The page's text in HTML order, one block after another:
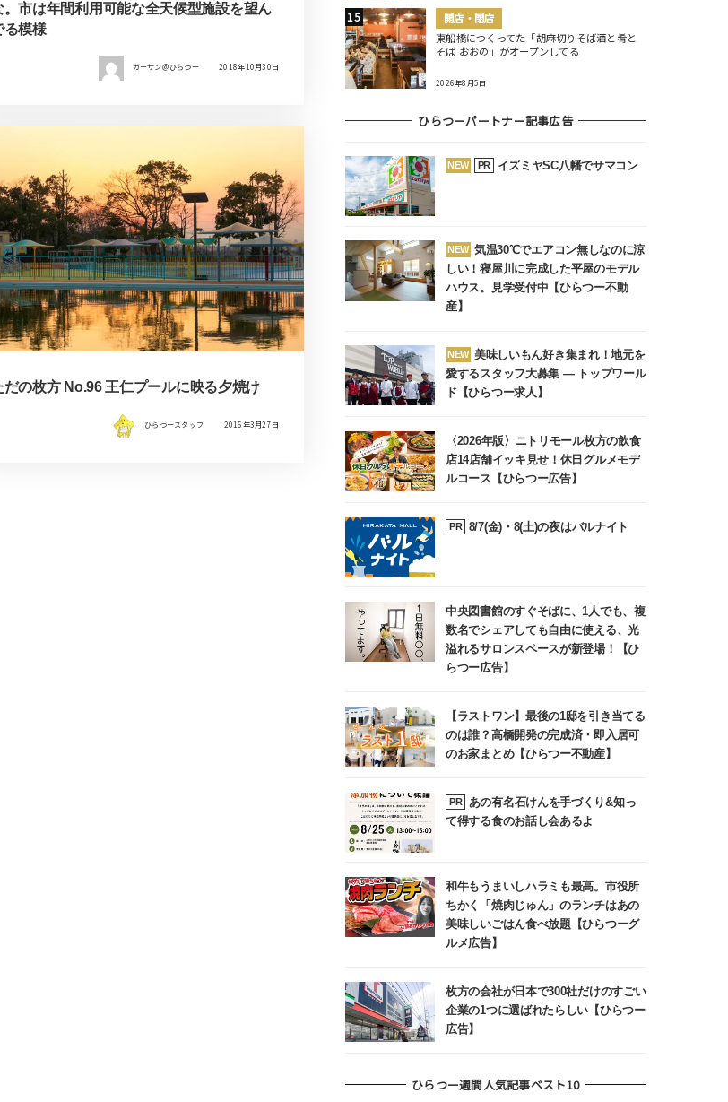
。市は年間利用可能な全天候型施設を望ん
る模様
ガーサン＠ひらつー 2018年10月30日
だの枚方 No.96 王仁プールに映る夕焼け
ひらつースタッフ 2016年3月27日
開店・閉店
東船橋につくってた「胡麻切りそば酒と肴と
そば おおの」がオープンしてる
2026年8月5日
ひらつーパートナー記事広告
NEW PR イズミヤSC八幡でサマコン
NEW 気温30℃でエアコン無しなのに涼
しい！寝屋川に完成した平屋のモデル
ハウス。見学受付中【ひらつー不動
産】
NEW 美味しいもん好き集まれ！地元を
愛するスタッフ大募集 ― トップワール
ド【ひらつー求人】
〈2026年版〉ニトリモール枚方の飲食
店14店舗イッキ見せ！休日グルメモデ
ルコース【ひらつー広告】
PR 8/7(金)・8(土)の夜はバルナイト
中央図書館のすぐそばに、1人でも、複
数名でシェアしても自由に使える、光
溢れるサロンスペースが新登場！【ひ
らつー広告】
【ラストワン】最後の1邸を引き当てる
のは誰？高橋開発の完成済・即入居可
のお家まとめ【ひらつー不動産】
PR
あの有名石けんを手づくり&知っ
て得する食のお話し会あるよ
和牛もうまいしハラミも最高。市役所
ちかく「焼肉じゅん」のランチはあの
美味しいごはん食べ放題【ひらつーグ
ルメ広告】
枚方の会社が日本で300社だけのすごい
企業の1つに選ばれたらしい【ひらつー
広告】
ひらつー週間人気記事ベスト10